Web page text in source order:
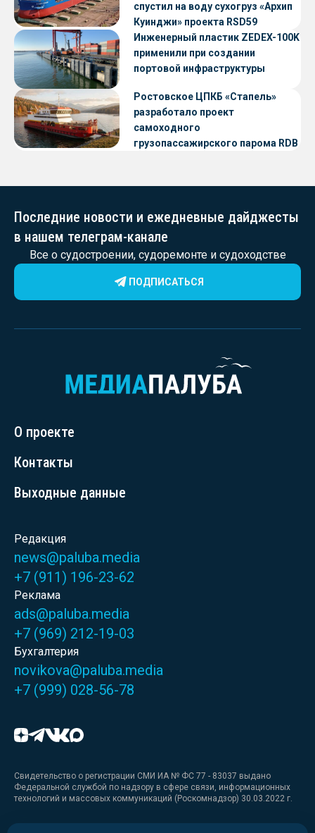
спустил на воду сухогруз «Архип
Куинджи» проекта RSD59
Инженерный пластик ZEDEX-100K
применили при создании
портовой инфраструктуры
Ростовское ЦПКБ «Стапель»
разработало проект
самоходного
грузопассажирского парома RDB
Последние новости и ежедневные дайджесты
в нашем телеграм-канале
Все о судостроении, судоремонте и судоходстве
ПОДПИСАТЬСЯ
О проекте
Контакты
Выходные данные
Редакция
news@paluba.media
+7 (911) 196-23-62
Реклама
ads@paluba.media
+7 (969) 212-19-03
Бухгалтерия
novikova@paluba.media
+7 (999) 028-56-78
Свидетельство о регистрации СМИ ИА № ФС 77 - 83037 выдано
Федеральной службой по надзору в сфере связи, информационных
технологий и массовых коммуникаций (Роскомнадзор) 30.03.2022 г.